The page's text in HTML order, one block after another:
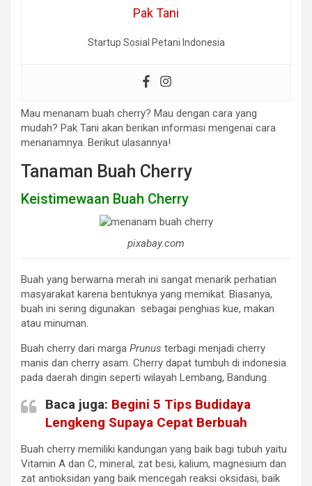
Pak Tani
Startup Sosial Petani Indonesia
Mau menanam buah cherry? Mau dengan cara yang
mudah? Pak Tani akan berikan informasi mengenai cara
menanamnya. Berikut ulasannya!
Tanaman Buah Cherry
Keistimewaan Buah Cherry
pixabay.com
Buah yang berwarna merah ini sangat menarik perhatian
masyarakat karena bentuknya yang memikat. Biasanya,
buah ini sering digunakan sebagai penghias kue, makan
atau minuman.
Buah cherry dari marga Prunus terbagi menjadi cherry
manis dan cherry asam. Cherry dapat tumbuh di indonesia
pada daerah dingin seperti wilayah Lembang, Bandung.
Baca juga: Begini 5 Tips Budidaya
Lengkeng Supaya Cepat Berbuah
Buah cherry memiliki kandungan yang baik bagi tubuh yaitu
Vitamin A dan C, mineral, zat besi, kalium, magnesium dan
zat antioksidan yang baik mencegah reaksi oksidasi, baik